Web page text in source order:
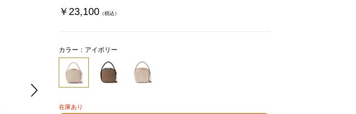
￥23,100 （税込）
カラー：アイボリー
在庫あり